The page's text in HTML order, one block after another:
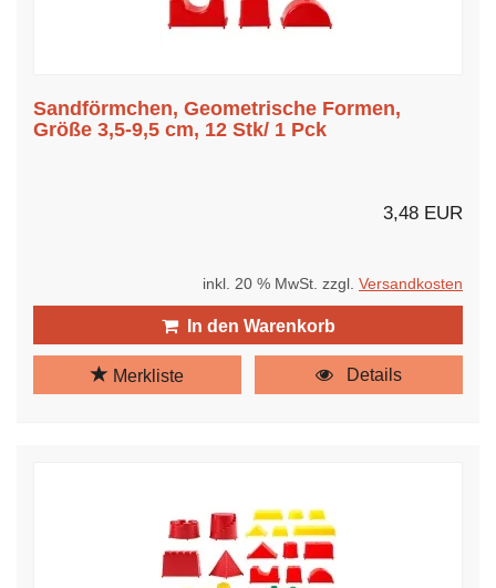
Sandförmchen, Geometrische Formen,
Größe 3,5-9,5 cm, 12 Stk/ 1 Pck
3,48 EUR
inkl. 20 % MwSt. zzgl. Versandkosten
In den Warenkorb
Merkliste Details